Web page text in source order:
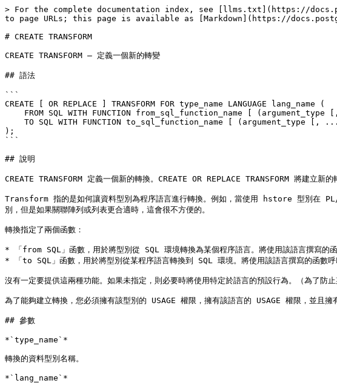
> For the complete documentation index, see [llms.txt](https://
to page URLs; this page is available as [Markdown](https://
# CREATE TRANSFORM
CREATE TRANSFORM — 定義一個新的轉變
## 語法
```
CREATE [ OR REPLACE ] TRANSFORM FOR type_name LANGUAGE lang_name (
);
```
## 說明
CREATE TRANSFORM 定義一個新的轉換。CREATE OR REPLACE TRANSFORM 將建立新的
Transform 指的是如何讓資料型別為程序語言進行轉換。例如，當使用 hstore 型別在
別，但是如果關聯陣列或列表更合適時，這會很不方便的。
轉換指定了兩個函數：
* 「from SQL」函數，用於將型別從 SQL 環境轉換為某個程序語言。將使用該語言撰寫的函
* 「to SQL」函數，用於將型別從某程序語言轉換到 SQL 環境。將使用該語言撰寫的函數呼
沒有一定要提供這兩種功能。如果未指定，則必要時將使用特定於語言的預設行為。（為了防
為了能夠建立轉換，您必須擁有該型別的 USAGE 權限，擁有該語言的 USAGE 權限，並
## 參數
*`type_name`*
轉換的資料型別名稱。
*`lang_name`*